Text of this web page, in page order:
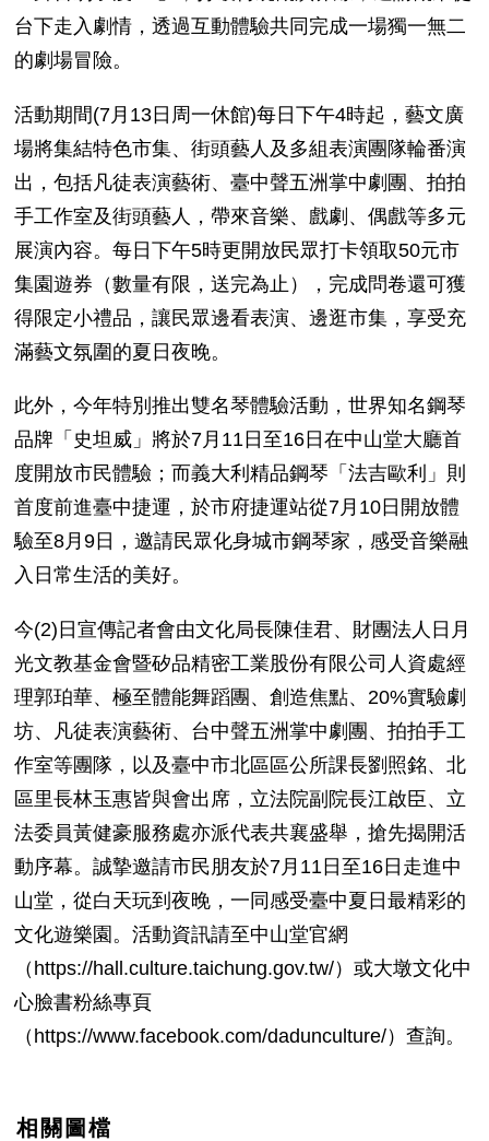
台下走入劇情，透過互動體驗共同完成一場獨一無二
的劇場冒險。
活動期間(7月 13日周一休館)每日下午4時起，藝文廣
場將集結特色市集、街頭藝人及多組表演團隊輪番演
出，包括凡徒表演藝術、臺中聲五洲掌中劇團、拍拍
手工作室及街頭藝人，帶來音樂、戲劇、偶戲等多元
展演內容。每日下午5時更開放民眾打卡領取50元市
集園遊券（數量有限，送完為止），完成問卷還可獲
得限定小禮品，讓民眾邊看表演、邊逛市集，享受充
滿藝文氛圍的夏日夜晚。
此外，今年特別推出雙名琴體驗活動，世界知名鋼琴
品牌「史坦威」將於7月 11日至16日在中山堂大廳首
度開放市民體驗；而義大利精品鋼琴「法吉歐利」則
首度前進臺中捷運，於市府捷運站從7月 10日開放體
驗至8月9日，邀請民眾化身城市鋼琴家，感受音樂融
入日常生活的美好。
今(2)日宣傳記者會由文化局長陳佳君、財團法人日月
光文教基金會暨矽品精密工業股份有限公司人資處經
理郭珀華、極至體能舞蹈團、創造焦點、 20%實驗劇
坊、凡徒表演藝術、台中聲五洲掌中劇團、拍拍手工
作室等團隊，以及臺中市北區區公所課長劉照銘、北
區里長林玉惠皆與會出席，立法院副院長江啟臣、立
法委員黃健豪服務處亦派代表共襄盛舉，搶先揭開活
動序幕。誠摯邀請市民朋友於7月 11日至16日走進中
山堂，從白天玩到夜晚，一同感受臺中夏日最精彩的
文化遊樂園。活動資訊請至中山堂官網
（https://hall.culture.taichung.gov.tw/）或大墩文化中
心臉書粉絲專頁
（https://www.facebook.com/dadunculture/）查詢。
相關圖檔